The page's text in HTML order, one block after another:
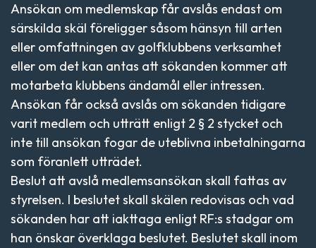
Ansökan om medlemskap får avslås endast om
särskilda skäl föreligger såsom hänsyn till arten
eller omfattningen av golfklubbens verksamhet
eller om det kan antas att sökanden kommer att
motarbeta klubbens ändamål eller intressen.
Ansökan får också avslås om sökanden tidigare
varit medlem och utträtt enligt 2 § 2 stycket och
inte till ansökan fogar de uteblivna inbetalningarna
som föranlett utträdet.
Beslut att avslå medlemsansökan skall fattas av
styrelsen. I beslutet skall skälen redovisas och vad
sökanden har att iakttaga enligt RF:s stadgar om
han önskar överklaga beslutet. Beslutet skall inom